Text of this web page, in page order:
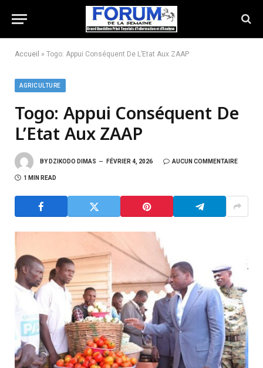
Accueil » Togo: Appui Conséquent De L’Etat Aux ZAAP
AGRICULTURE
Togo: Appui Conséquent De
L’Etat Aux ZAAP
BY DZIKODO DIMAS FÉVRIER 4, 2026 AUCUN COMMENTAIRE
1 MIN READ